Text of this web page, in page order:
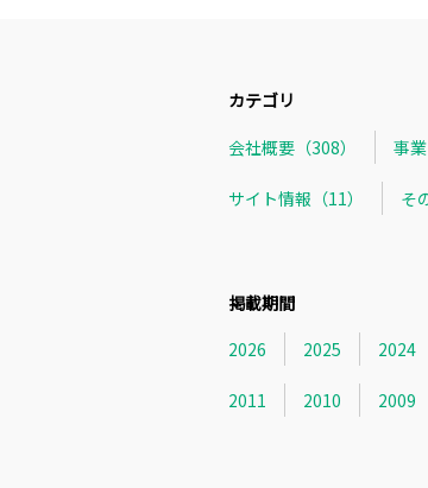
カテゴリ
会社概要（308）
事
サイト情報（11） そ
掲載期間
2026
2025 2024
2011 2010 2009